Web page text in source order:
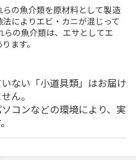
の魚介類を原材料として製造
によりエビ・カニが混じって
らの魚介類は、エサとしてエ
ます。
ない「小道具類」はお届け
ん。
コンなどの環境により、実